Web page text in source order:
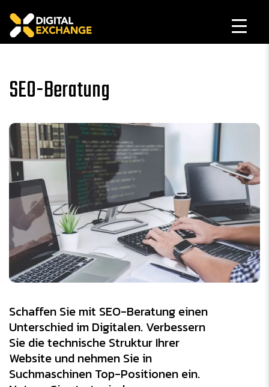
SEO-Beratung
Schaffen Sie mit SEO-Beratung einen
Unterschied im Digitalen. Verbessern
Sie die technische Struktur Ihrer
Website und nehmen Sie in
Suchmaschinen Top-Positionen ein.